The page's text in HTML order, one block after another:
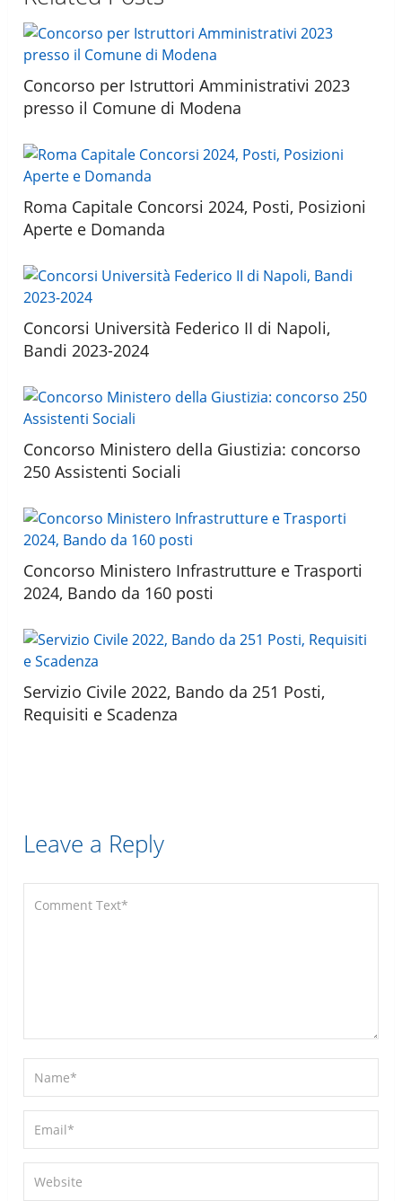
Concorso per Istruttori Amministrativi 2023
presso il Comune di Modena
Roma Capitale Concorsi 2024, Posti, Posizioni
Aperte e Domanda
Concorsi Università Federico II di Napoli,
Bandi 2023-2024
Concorso Ministero della Giustizia: concorso
250 Assistenti Sociali
Concorso Ministero Infrastrutture e Trasporti
2024, Bando da 160 posti
Servizio Civile 2022, Bando da 251 Posti,
Requisiti e Scadenza
Leave a Reply